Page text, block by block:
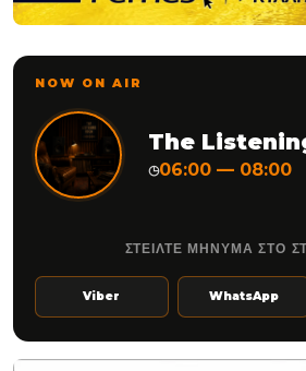
NOW ON AIR
The
◷06:00 — 08:00
ΣΤΕΙΛΤΕ ΜΗΝΥΜΑ ΣΤΟ
Viber WhatsApp